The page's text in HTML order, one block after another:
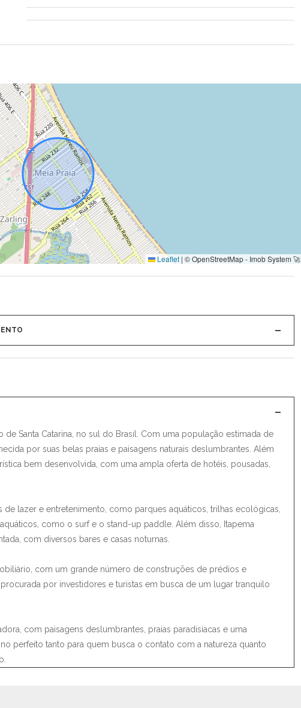
Leaflet | © OpenStreetMap - Imob System 🚀
de Santa Catarina, no sul do Brasil. Com uma população estimada de
por suas belas praias e paisagens naturais deslumbrantes. Além
bem desenvolvida, com uma ampla oferta de hotéis, pousadas,
lazer e entretenimento, como parques aquáticos, trilhas ecológicas,
como o surf e o stand-up paddle. Além disso, Itapema
com diversos bares e casas noturnas.
com um grande número de construções de prédios e
por investidores e turistas em busca de um lugar tranquilo
com paisagens deslumbrantes, praias paradisíacas e uma
perfeito tanto para quem busca o contato com a natureza quanto